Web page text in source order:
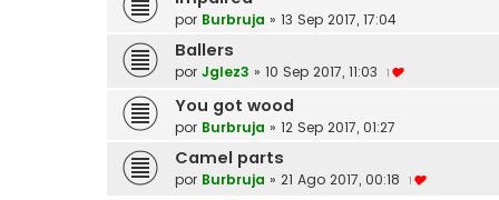
por Burbruja » 13 Sep 2017, 17:04
Ballers
por Jglez3 » 10 Sep 2017, 11:03 1
You got wood
por Burbruja » 12 Sep 2017, 01:27
Camel parts
por Burbruja » 21 Ago 2017, 00:18 1